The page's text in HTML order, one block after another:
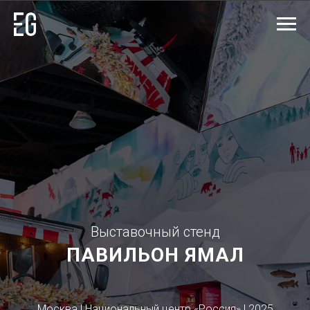
Выставочный стенд
ПАВИЛЬОН ЯМАЛ